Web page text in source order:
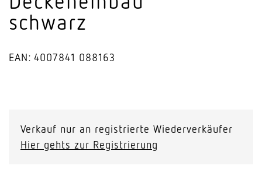
schwarz
EAN: 4007841 088163
ECO
DALI-
Verkauf nur an registrierte Wiederverkäufer
Hier gehts zur Registrierung